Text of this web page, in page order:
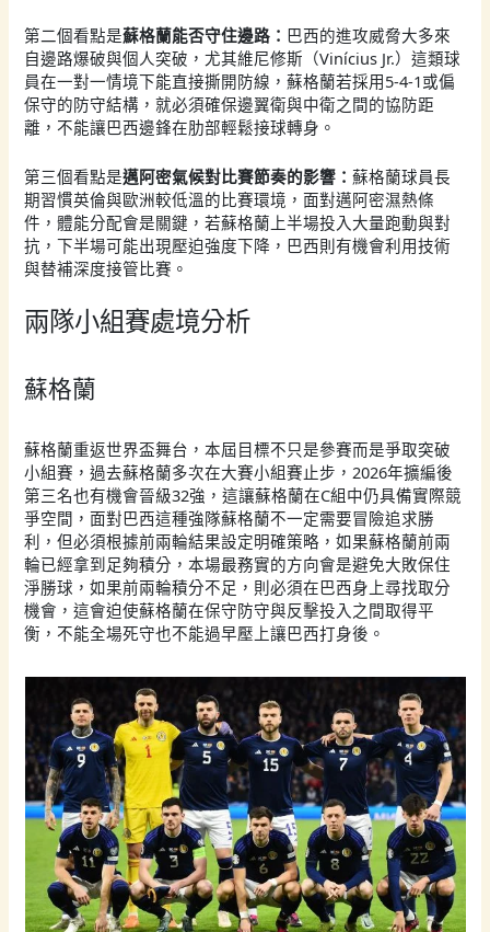
第二個看點是蘇格蘭能否守住邊路： 巴西的進攻威脅大多來
自邊路爆破與個人突破，尤其維尼修斯（Vinícius Jr.）這類球
員在一對一情境下能直接撕開防線，蘇格蘭若採用5-4-1或偏
保守的防守結構，就必須確保邊翼衛與中衛之間的協防距
離，不能讓巴西邊鋒在肋部輕鬆接球轉身。
第三個看點是邁阿密氣候對比賽節奏的影響：蘇格蘭球員長
期習慣英倫與歐洲較低溫的比賽環境，面對邁阿密濕熱條
件，體能分配會是關鍵，若蘇格蘭上半場投入大量跑動與對
抗，下半場可能出現壓迫強度下降，巴西則有機會利用技術
與替補深度接管比賽。
兩隊小組賽處境分析
蘇格蘭
蘇格蘭重返世界盃舞台，本屆目標不只是參賽而是爭取突破
小組賽，過去蘇格蘭多次在大賽小組賽止步，2026年擴編後
第三名也有機會晉級32強，這讓蘇格蘭在C組中仍具備實際競
爭空間，面對巴西這種強隊蘇格蘭不一定需要冒險追求勝
利，但必須根據前兩輪結果設定明確策略，如果蘇格蘭前兩
輪已經拿到足夠積分，本場最務實的方向會是避免大敗保住
淨勝球，如果前兩輪積分不足，則必須在巴西身上尋找取分
機會，這會迫使蘇格蘭在保守防守與反擊投入之間取得平
衡，不能全場死守也不能過早壓上讓巴西打身後。